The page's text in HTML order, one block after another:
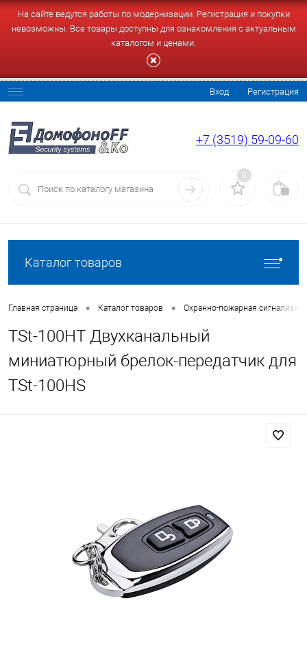
На сайте ведутся работы по модернизации. Регистрация и покупки
невозможны. Все товары доступны для ознакомления с актуальным
каталогом и ценами.
Вход Регистрация
+7 (3519) 59-09-60
0
Каталог товаров
Главная страница • Каталог товаров • Охранно-пожарная
TSt-100HT Двухканальный
миниатюрный брелок-передатчик для
TSt-100HS